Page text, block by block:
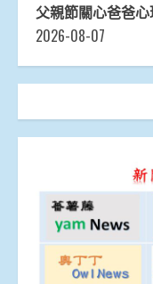
父親節關心爸爸
2026-08-07